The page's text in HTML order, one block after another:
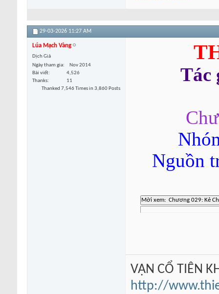
29-03-2026 11:27 AM
Lúa Mạch Vàng
Dịch Giả
Ngày tham gia
Nov 2014
Bài viết
4,526
Thanks
11
Thanked 7,546 Times in 3,860 Posts
Tác
Nguồn
VẠN CỔ TIÊN
http://